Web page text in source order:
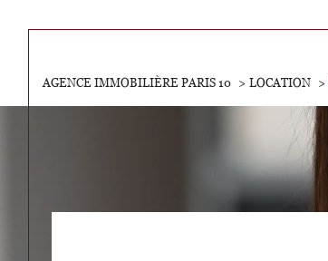
Acheter
AGENCE IMMOBILIÈRE PARIS 10 LOCATION